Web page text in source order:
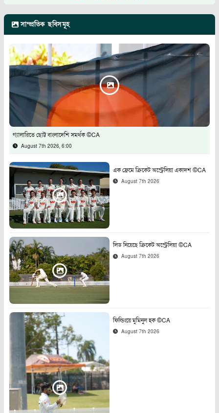
সাম্প্রতিক ছবিসমূহ
গ্যালারিতে ছোট্ট বাংলাদেশি সমর্থক ©CA
August 7th 2026, 6:00
এক ফ্রেমে ক্রিকেট অস্ট্রেলিয়া একাদশ ©CA
August 7th 2026
লিড নিয়েছে ক্রিকেট অস্ট্রেলিয়া ©CA
August 7th 2026
ফিল্ডিংয়ে মুমিনুল হক ©CA
August 7th 2026